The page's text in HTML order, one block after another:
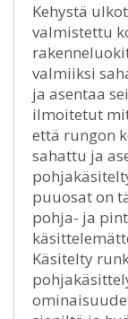
Kehystä
valmistettu
valmiiksi
ja asentaa
ilmoitetut
että rungon
sahattu ja
puuosat on
pohja- ja
Käsitelty